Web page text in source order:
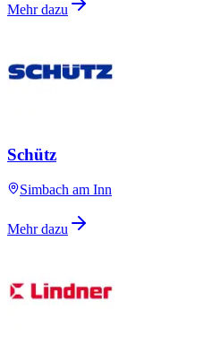
Mehr dazu
Schütz
Simbach am Inn
Mehr dazu